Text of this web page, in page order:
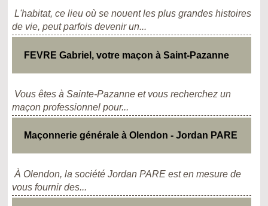
L'habitat, ce lieu où se nouent les plus grandes histoires
de vie, peut parfois devenir un...
FEVRE Gabriel, votre maçon à Saint-Pazanne
Vous êtes à Sainte-Pazanne et vous recherchez un
maçon professionnel pour...
Maçonnerie générale à Olendon - Jordan PARE
À Olendon, la société Jordan PARE est en mesure de
vous fournir des...